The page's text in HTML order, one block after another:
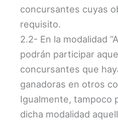
concursantes cuyas
requisito.
2.2- En la modalidad
podrán participar
concursantes que
ganadoras en otros
Igualmente, tampoco
dicha modalidad